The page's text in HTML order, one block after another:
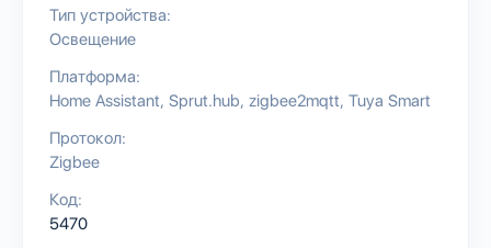
Тип устройства:
Освещение
Платформа:
Home Assistant Sprut.hub zigbee2mqtt Tuya Smart
Протокол:
Zigbee
Код:
5470